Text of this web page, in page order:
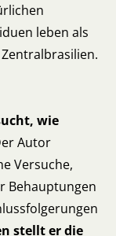
leben als
wie
Autor
Versuche,
Behauptungen
stellt er die